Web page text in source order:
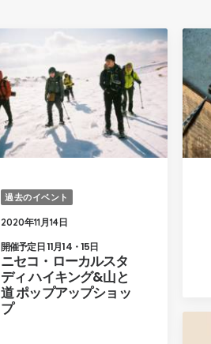
過去のイベント
2020年11月14日
開催予定日 11月14・15日
ニセコ・ローカルスタ
ディ ハイキング&山と
道 ポップアップショッ
プ